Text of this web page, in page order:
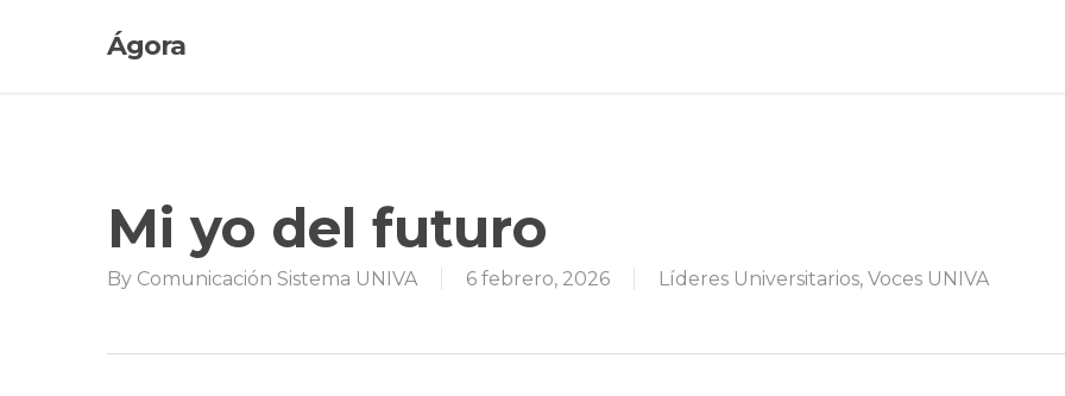
Ágora
Mi yo del futuro
By Comunicación Sistema UNIVA 6 febrero, 2026 Líderes Universitarios, Voces UNIVA